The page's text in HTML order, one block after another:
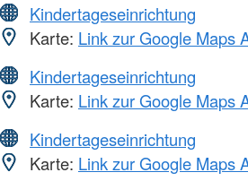
Kindertageseinrichtung
Karte: Link zur Google Maps
Kindertageseinrichtung
Karte: Link zur Google Maps
Kindertageseinrichtung
Karte: Link zur Google Maps